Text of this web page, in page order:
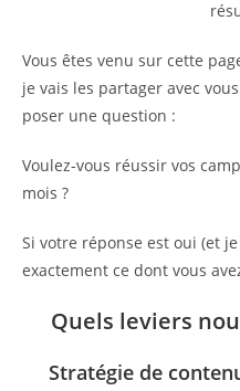
Vous êtes venu sur cette
je vais les partager avec
poser une question :
Voulez-vous réussir vos
mois ?
Si votre réponse est oui (et je
exactement ce dont vous
Quels leviers
Stratégie de